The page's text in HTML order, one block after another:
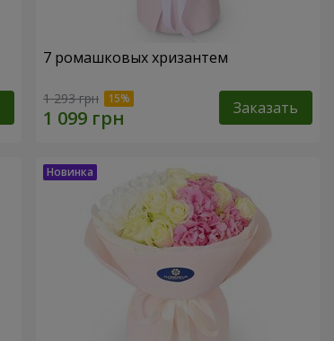
7 ромашковых хризантем
1 293 грн Заказать